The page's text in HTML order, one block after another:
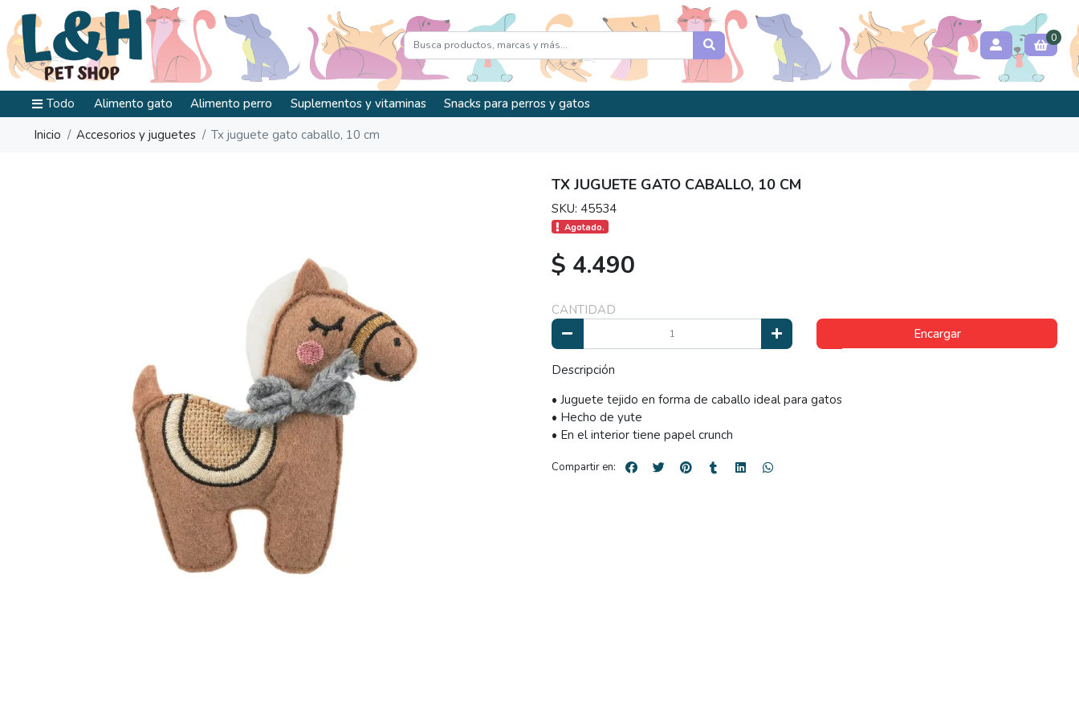
0
Todo Alimento gato Alimento perro Suplementos y vitaminas
Snacks para perros y gatos
Inicio
Accesorios y juguetes Tx juguete gato caballo, 10 cm
TX JUGUETE GATO CABALLO, 10 CM
SKU: 45534
Agotado.
$ 4.490
CANTIDAD
Encargar
Descripción
• Juguete tejido en forma de caballo ideal para gatos
• Hecho de yute
• En el interior tiene papel crunch
Compartir en: